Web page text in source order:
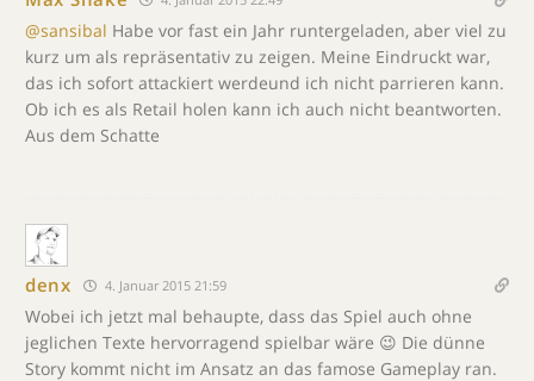
@sansibal Habe vor fast ein Jahr runtergeladen, aber viel zu
kurz um als repräsentativ zu zeigen. Meine Eindruckt war,
das ich sofort attackiert werdeund ich nicht parrieren kann.
Ob ich es als Retail holen kann ich auch nicht beantworten.
Aus dem Schatte
denx 4. Januar 2015 21:59
Wobei ich jetzt mal behaupte, dass das Spiel auch ohne
jeglichen Texte hervorragend spielbar wäre 😉 Die dünne
Story kommt nicht im Ansatz an das famose Gameplay ran.